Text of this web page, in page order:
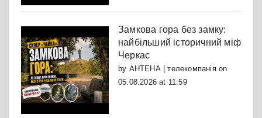
Замкова гора без замку:
найбільший історичний міф
Черкас
by АНТЕНА | телекомпаніяon
05.08.2026 at 11:59